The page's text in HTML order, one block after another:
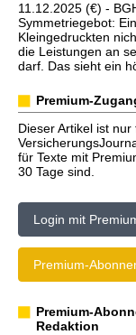
11.12.2025 (€) -
Symmetriegebot:
Kleingedruckten
die Leistungen an
darf. Das sieht ein
Premium-
Dieser Artikel ist
für Texte mit
30 Tage sind.
Login mit
Premium-
Premium-
Redaktion